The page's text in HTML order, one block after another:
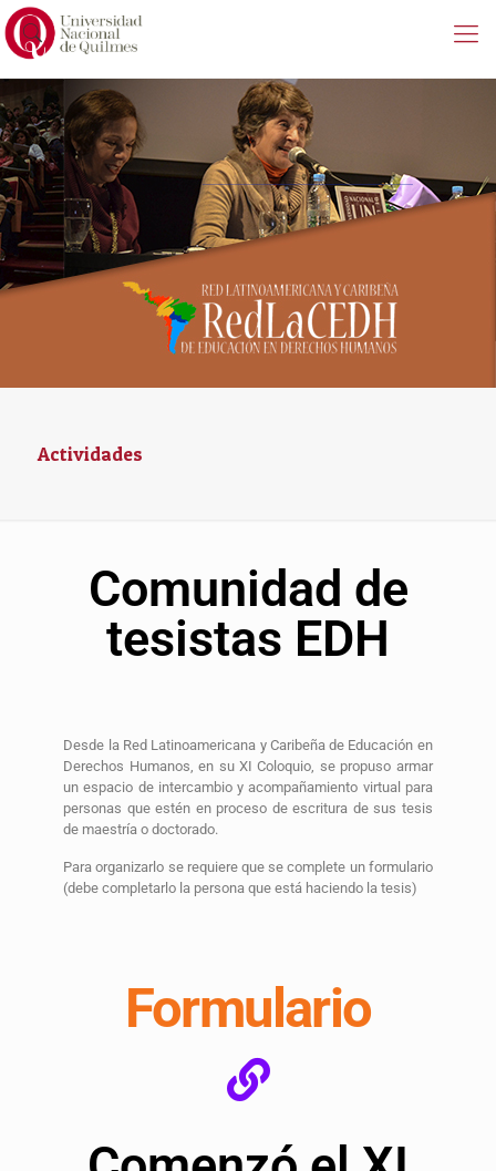
Actividades
Comunidad de
tesistas EDH
Desde la Red Latinoamericana y Caribeña de Educación en
Derechos Humanos, en su XI Coloquio, se propuso armar
un espacio de intercambio y acompañamiento virtual para
personas que estén en proceso de escritura de sus tesis
de maestría o doctorado.
Para organizarlo se requiere que se complete un formulario
(debe completarlo la persona que está haciendo la tesis)
Formulario